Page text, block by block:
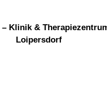
– Klinik &
Loipersdorf